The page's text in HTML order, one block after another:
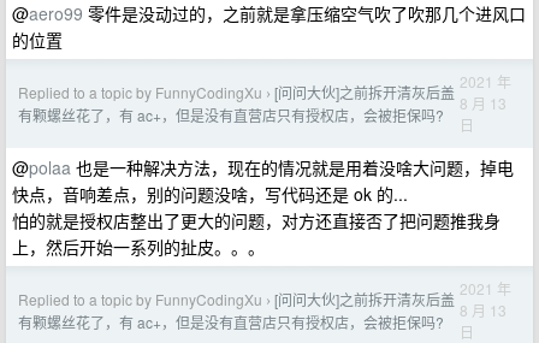
@aero99 零件是没动过的，之前就是拿压缩空气吹了吹那几个进风口
的位置
Replied to a topic by FunnyCodingXu › [问问大伙]之前拆开清灰后盖
有颗螺丝花了，有 ac+，但是没有直营店只有授权店，会被拒保吗?
2021 年
8 月 13
日
@polaa 也是一种解决方法，现在的情况就是用着没啥大问题，掉电
快点，音响差点，别的问题没啥，写代码还是 ok 的...
怕的就是授权店整出了更大的问题，对方还直接否了把问题推我身
上，然后开始一系列的扯皮。。。
Replied to a topic by FunnyCodingXu › [问问大伙]之前拆开清灰后盖
有颗螺丝花了，有 ac+，但是没有直营店只有授权店，会被拒保吗?
2021 年
8 月 13
日